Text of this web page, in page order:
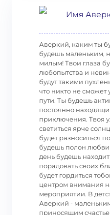
Имя
Аверкий, каким ты
будешь маленьким,
милым! Твои глаза
любопытства и
будут такими
что никто не сможет
пути. Ты будешь
постоянно
приключения. Твоя
светиться ярче
будет разноситься
будешь полон
день будешь
порадовать своих
будет гордиться
центром внимания
мероприятии. В
Аверкий -
приносящим счастье